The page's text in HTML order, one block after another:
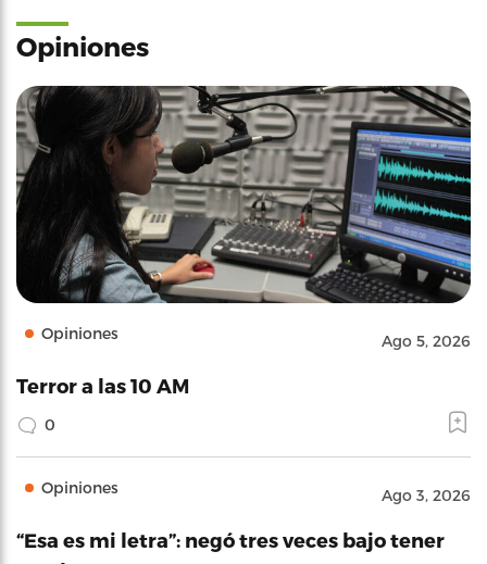
Opiniones
Opiniones Ago 5, 2026
Terror a las 10 AM
0
Opiniones Ago 3, 2026
“Esa es mi letra”: negó tres veces bajo tener